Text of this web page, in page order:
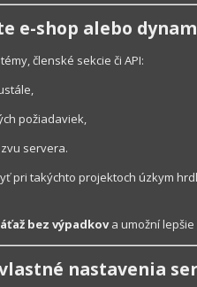
e-shop alebo
členské sekcie či API:
požiadaviek,
servera.
pri takýchto projektoch úzkym
bez výpadkova umožní lepšie
nastavenia